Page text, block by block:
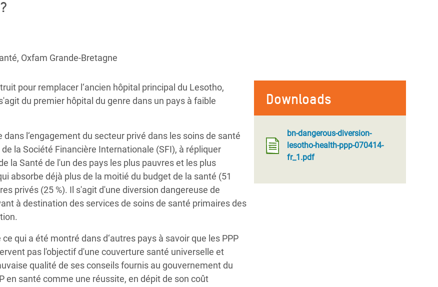
et
Oxfam Grande-Bretagne
Downloads
bn-dangerous-diversion-
lesotho-health-ppp-070414-
fr_1.pdf
pour remplacer l‘ancien hôpital principal du Lesotho,
du premier hôpital du genre dans un pays à faible
l‘engagement du secteur privé dans les soins de santé
la Société Financière Internationale (SFI), à répliquer
la Santé de l'un des pays les plus pauvres et les plus
absorbe déjà plus de la moitié du budget de la santé (51
privés (25 %). Il s'agit d'une diversion dangereuse de
à destination des services de soins de santé primaires des
qui a été montré dans d‘autres pays à savoir que les PPP
pas l'objectif d'une couverture santé universelle et
qualité de ses conseils fournis au gouvernement du
en santé comme une réussite, en dépit de son coût